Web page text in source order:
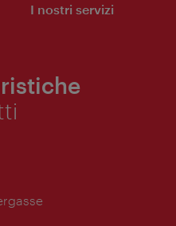
I nostri servizi